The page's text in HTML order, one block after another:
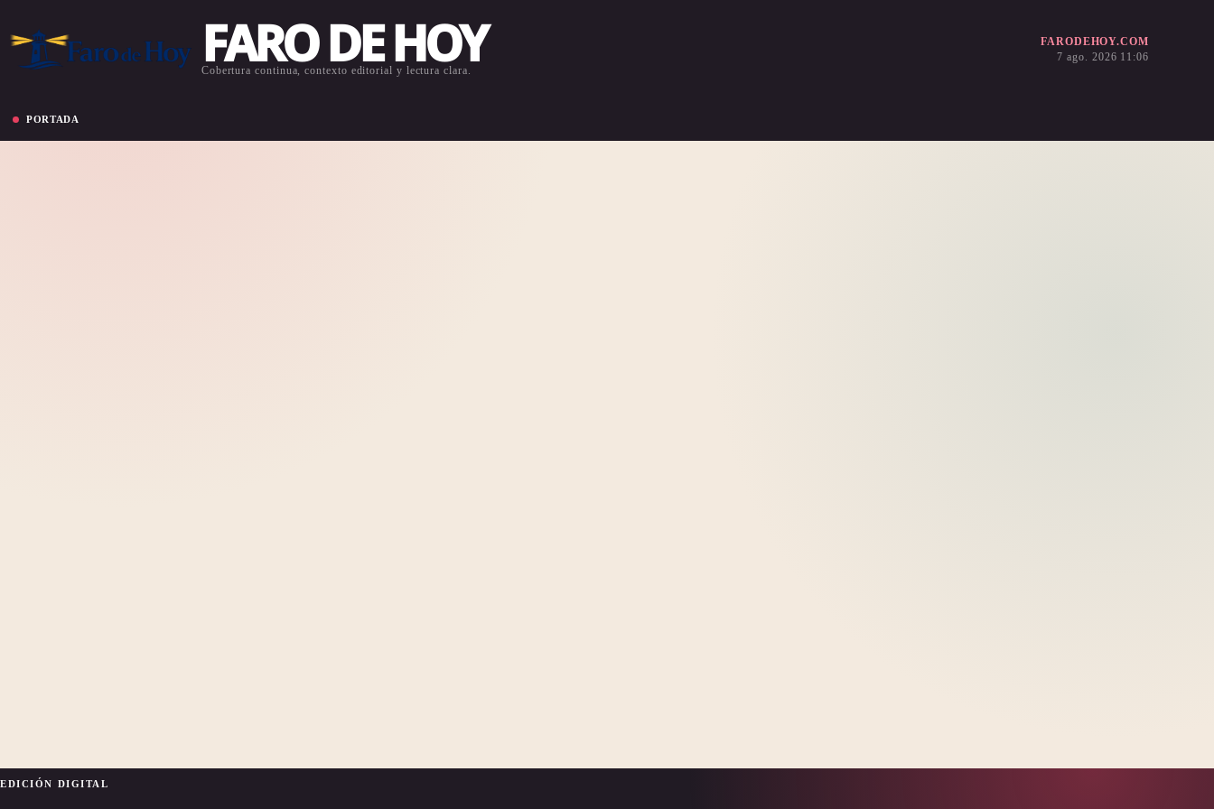
FARO DE HOY
Cobertura continua, contexto editorial y lectura clara.
FARODEHOY.COM
7 ago. 2026 11:06
PORTADA
EDICIÓN DIGITAL